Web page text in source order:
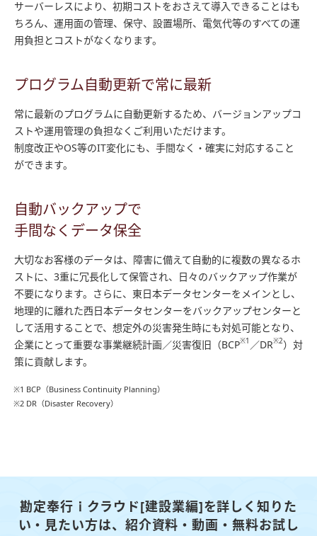
サーバーレスにより、初期コストをおさえて導入できることはも
ちろん、運用面の管理、保守、設置場所、電気代等のすべての運
用負担とコストがなくなります。
プログラム自動更新で常に最新
常に最新のプログラムに自動更新するため、バージョンアップコ
ストや運用管理の負担なくご利用いただけます。
制度改正やOS等のIT変化にも、手間なく・確実に対応すること
ができます。
自動バックアップで
手間なくデータ保全
大切なお客様のデータは、障害に備えて自動的に複数の異なるホ
ストに、3重に冗長化して保管され、日々のバックアップ作業が
不要になります。さらに、東日本データセンターをメインとし、
地理的に離れた西日本データセンターをバックアップセンターと
して活用することで、想定外の災害発生時にも対処可能となり、
企業にとって重要な事業継続計画／災害復旧（BCP※1 ／DR※2 ）対
策に貢献します。
※1 BCP（Business Continuity Planning）
※2 DR（Disaster Recovery）
勘定奉行ｉクラウド[建設業編]を詳しく知りた
い・見たい方は、 紹介資料・動画・無料お試し